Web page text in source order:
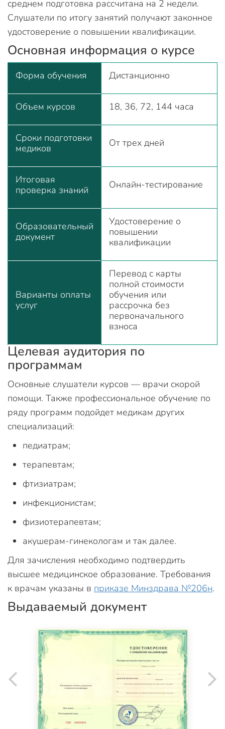
среднем подготовка рассчитана на 2 недели.
Слушатели по итогу занятий получают законное
удостоверение о повышении квалификации.
Основная информация о курсе
Форма обучения Дистанционно
Объем курсов 18, 36, 72, 144 часа
Сроки подготовки
медиков
От трех дней
Итоговая
проверка знаний
Онлайн-тестирование
Образовательный
документ
Удостоверение о
повышении
квалификации
Варианты оплаты
услуг
Перевод с карты
полной стоимости
обучения или
рассрочка без
первоначального
взноса
Целевая аудитория по
программам
Основные слушатели курсов — врачи скорой
помощи. Также профессиональное обучение по
ряду программ подойдет медикам других
специализаций:
педиатрам;
терапевтам;
фтизиатрам;
инфекционистам;
физиотерапевтам;
акушерам-гинекологам и так далее.
Для зачисления необходимо подтвердить
высшее медицинское образование. Требования
к врачам указаны в приказе Минздрава №206н.
Выдаваемый документ